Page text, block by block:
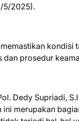
5/2025).
kondisi
prosedur
Dedy Supriadi,
merupakan